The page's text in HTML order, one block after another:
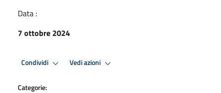
Data :
7 ottobre 2024
Condividi Vedi azioni
Categorie: